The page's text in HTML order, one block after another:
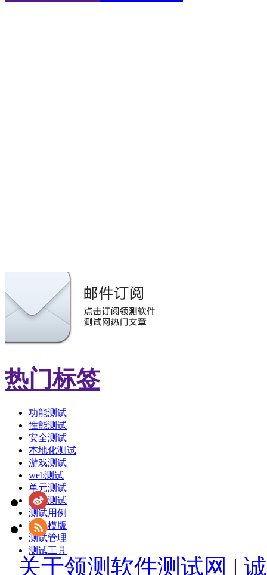
热门标签
功能测试
性能测试
安全测试
本地化测试
游戏测试
web测试
单元测试
敏捷测试
测试用例
测试模版
测试管理
测试工具
关于领测软件测试网 |